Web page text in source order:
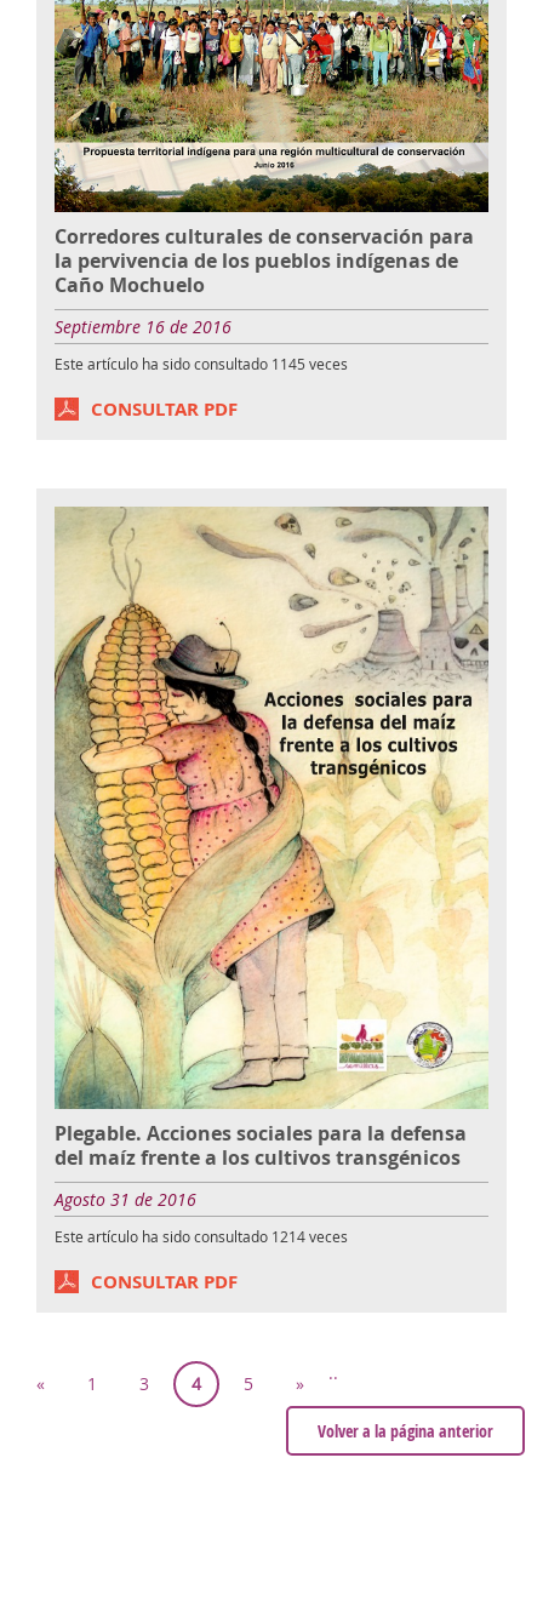
Corredores culturales de conservación para
la pervivencia de los pueblos indígenas de
Caño Mochuelo
Septiembre 16 de 2016
Este artículo ha sido consultado 1145 veces
CONSULTAR PDF
Plegable. Acciones sociales para la defensa
del maíz frente a los cultivos transgénicos
Agosto 31 de 2016
Este artículo ha sido consultado 1214veces
CONSULTAR PDF
« 1 ..
3 4 5 »
Volver a la página anterior